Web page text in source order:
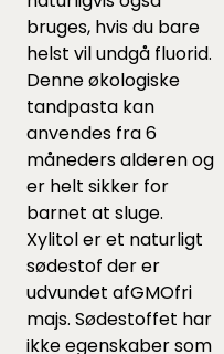
bruges, hvis du bare
helst vil undgå fluorid.
Denne økologiske
tandpasta kan
anvendes fra 6
måneders alderen og
er helt sikker for
barnet at sluge.
Xylitol er et naturligt
sødestof der er
udvundet afGMOfri
majs. Sødestoffet har
ikke egenskaber som